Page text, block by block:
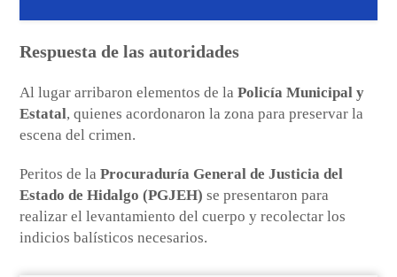
Respuesta de las autoridades
Al lugar arribaron elementos de laPolicía Municipal y
Estatal, quienes acordonaron la zona para preservar la
escena del crimen.
Peritos de laProcuraduría General de Justicia del
Estado de Hidalgo (PGJEH) se presentaron para
realizar el levantamiento del cuerpo y recolectar los
indicios balísticos necesarios.